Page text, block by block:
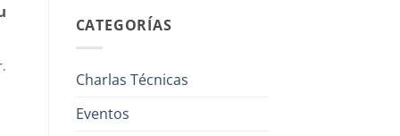
CATEGORÍAS
Charlas Técnicas
Eventos